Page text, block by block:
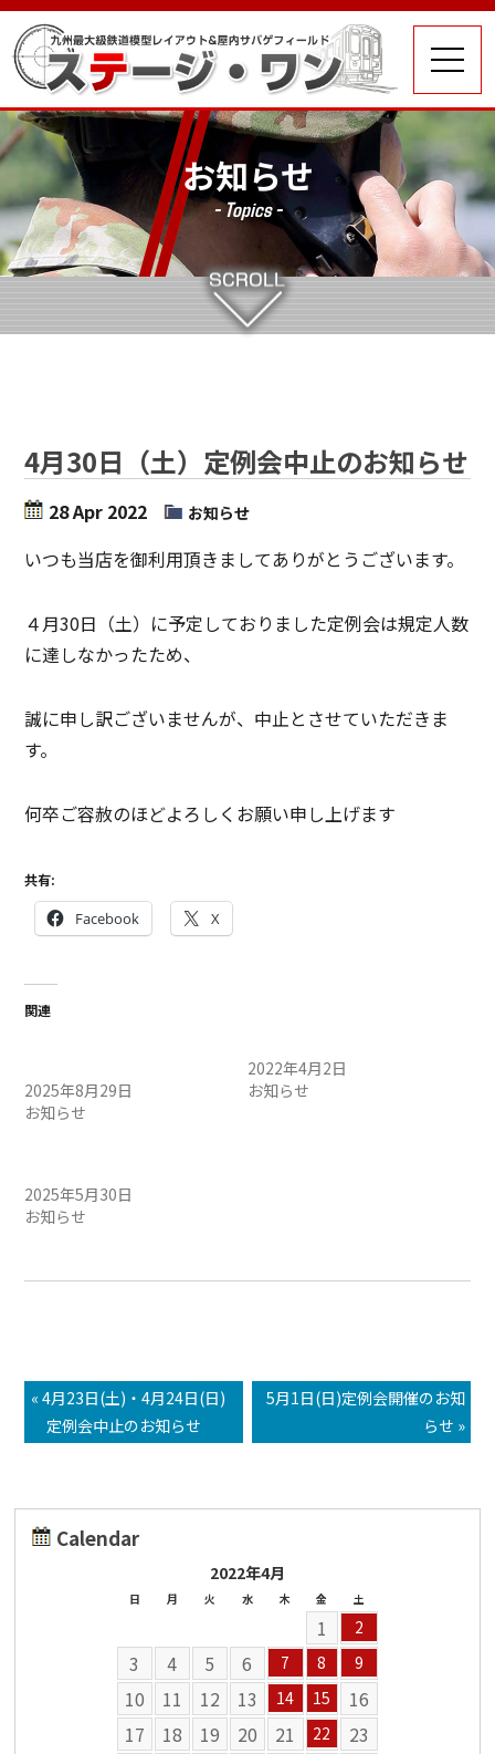
お知らせ
- Topics -
4月30日（土）定例会中止のお知らせ
28 Apr 2022 お知らせ
いつも当店を御利用頂きましてありがとうございます。
４月30日（土）に予定しておりました定例会は規定人数
に達しなかったため、
誠に申し訳ございませんが、中止とさせていただきま
す。
何卒ご容赦のほどよろしくお願い申し上げます
共有:
Facebook X
関連
2025年8月29日
お知らせ
2022年4月2日
お知らせ
2025年5月30日
お知らせ
« 4月23日(土)・4月24日(日)
定例会中止のお知らせ
5月1日(日)定例会開催のお知
らせ »
Calendar
2022年4月
日 月 火 水 木 金 土
1 2
3 4 5 6 7 8 9
10 11 12 13 14 15
16
17
18 19 20 21 22
23